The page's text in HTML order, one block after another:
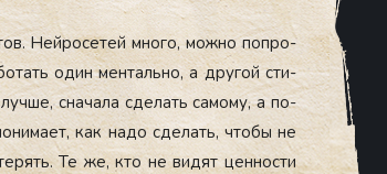
Ней­ро­сетей мно­го, мож­но поп­ро­
один мен­таль­но, а дру­гой сти­
сна­чала сде­лать са­мому, а по­
как на­до сде­лать, что­бы не
Те же, кто не ви­дят цен­ности